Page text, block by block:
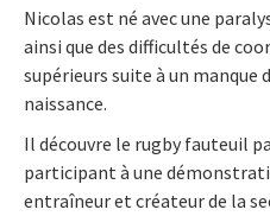
Nicolas est né avec une
ainsi que des difficultés de
supérieurs suite à un manque
naissance.
Il découvre le rugby fauteuil
participant à une
entraîneur et créateur de la